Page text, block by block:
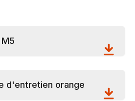
d'entretien orange